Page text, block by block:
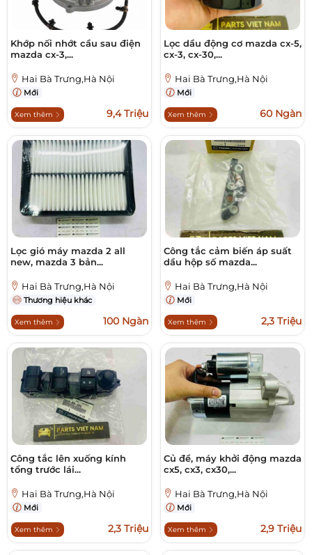
Khớp nối nhớt cầu sau điện
mazda cx-3,...
Hai Bà Trưng,Hà Nội
Mới
Xem thêm 9,4 Triệu
Lọc dầu động cơ mazda cx-5,
cx-3, cx-30,...
Hai Bà Trưng,Hà Nội
Mới
Xem thêm 60 Ngàn
Lọc gió máy mazda 2 all
new, mazda 3 bản...
Hai Bà Trưng,Hà Nội
Thương hiệu khác
Xem thêm 100 Ngàn
Công tắc cảm biến áp suất
dầu hộp số mazda...
Hai Bà Trưng,Hà Nội
Mới
Xem thêm 2,3 Triệu
Công tắc lên xuống kính
tổng trước lái...
Hai Bà Trưng,Hà Nội
Mới
Xem thêm 2,3 Triệu
Củ đề, máy khởi động mazda
cx5, cx3, cx30,...
Hai Bà Trưng,Hà Nội
Mới
Xem thêm 2,9 Triệu